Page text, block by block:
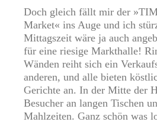
Doch gleich fällt mir der
Market« ins Auge und ich
Mittagszeit wäre ja auch
für eine riesige Markthalle!
Wänden reiht sich ein
anderen, und alle bieten
Gerichte an. In der Mitte der
Besucher an langen Tischen
Mahlzeiten. Ganz schön was